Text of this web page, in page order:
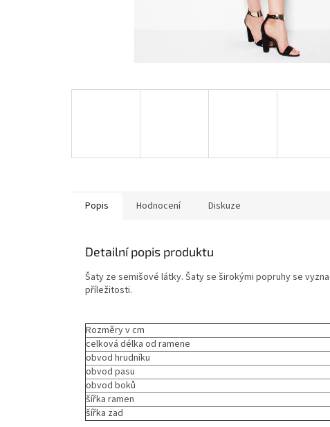
Popis Hodnocení Diskuze
Detailní popis produktu
Šaty ze semišové látky. Šaty se širokými popruhy se
příležitosti.
Rozměry v cm
celková délka od ramene
obvod hrudníku
obvod pasu
obvod boků
šířka ramen
šířka zad